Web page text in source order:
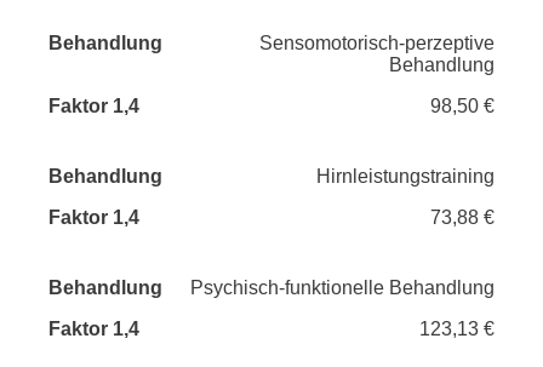
Sensomotorisch-perzeptive
Behandlung
98,50 €
Hirnleistungstraining
73,88 €
Psychisch-funktionelle Behandlung
123,13 €